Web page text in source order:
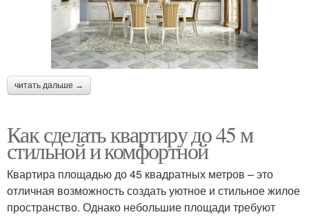
читать дальше →
Как сделать квартиру до 45 м
стильной и комфортной
Квартира площадью до 45 квадратных метров – это
отличная возможность создать уютное и стильное жилое
пространство. Однако небольшие площади требуют